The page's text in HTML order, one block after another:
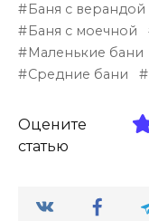
Баня с верандой
Баня с моечной
Маленькие бани
Средние бани
Оцените
статью